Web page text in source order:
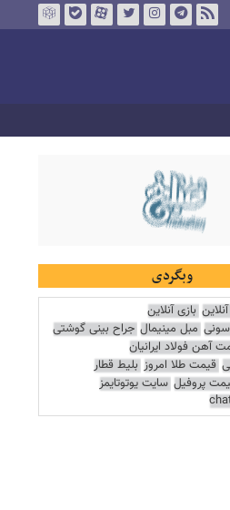
وبگردی
بازی آنلاین
مبل مینیمال جراح بینی گوشتی
آهن فولاد ایرانیان
قیمت طلا امروز بلیط قطار
پروفیل سایت یوتوتایمز